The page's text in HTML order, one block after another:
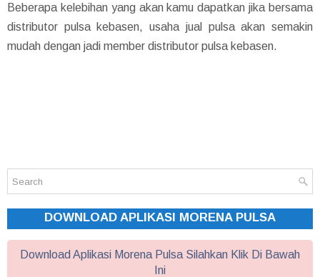
Beberapa kelebihan yang akan kamu dapatkan jika bersama
distributor pulsa kebasen, usaha jual pulsa akan semakin
mudah dengan jadi member distributor pulsa kebasen.
DOWNLOAD APLIKASI MORENA PULSA
Download Aplikasi Morena Pulsa Silahkan Klik Di Bawah
Ini